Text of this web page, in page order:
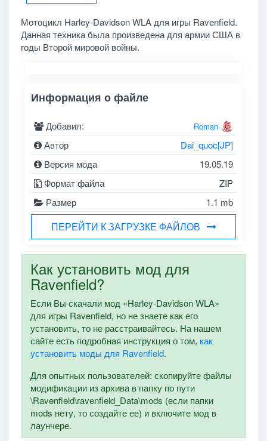
Мотоцикл Harley-Davidson WLA для игры Ravenfield.
Данная техника была произведена для армии США в
годы Второй мировой войны.
Информация о файле
Добавил: Roman
Автор
Dai_quoc[JP]
Версия мода
19.05.19
Формат файла
ZIP
Размер
1.1 mb
ПЕРЕЙТИ К ЗАГРУЗКЕ ФАЙЛОВ
Как установить мод для
Ravenfield?
Если Вы скачали мод «Harley-Davidson WLA»
для игры Ravenfield, но не знаете как его
установить, то не расстраивайтесь. На нашем
сайте есть подробная инструкция о том, как
установить моды для Ravenfield.
Для опытных пользователей: скопируйте файлы
модификации из архива в папку по пути
\Ravenfield\ravenfield_Data\mods (если папки
mods нету, то создайте ее) и включите мод в
лаунчере.